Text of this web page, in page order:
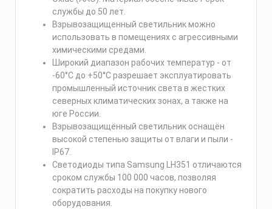
службы до 50 лет.
Взрывозащищенный светильник можно
использовать в помещениях с агрессивными
химическими средами.
Широкий диапазон рабочих температур - от
-60°С до +50°С разрешает эксплуатировать
промышленный источник света в жестких
северных климатических зонах, а также на
юге России.
Взрывозащищённый светильник оснащён
высокой степенью защиты от влаги и пыли -
IP67.
Светодиоды типа Samsung LH351 отличаются
сроком службы 100 000 часов, позволяя
сократить расходы на покупку нового
оборудования.